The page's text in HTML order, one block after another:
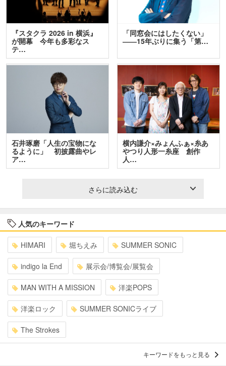
『スタクラ 2026 in 横浜』
が開幕 今年も多彩なス
テ…
「同窓会にはしたくない」
――15年ぶりに集う「第…
石井琢磨「人生の宝物にな
るように」 初披露曲やレ
ア…
横内謙介×みょんふぁ×糸あ
やつり人形一糸座 創作
人…
さらに読み込む
人気のキーワード
HIMARI 堀ちえみ SUMMER SONIC
indigo la End 展示会/博覧会/展覧会
MAN WITH A MISSION 洋楽POPS
洋楽ロック SUMMER SONICライブ
The Strokes
キーワードをもっと見る